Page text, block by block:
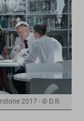
2017 - © D.R.